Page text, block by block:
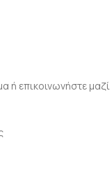
ή επικοινωνήστε μαζί